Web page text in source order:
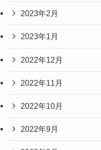
2023年2月
2023年1月
2022年12月
2022年11月
2022年10月
2022年9月